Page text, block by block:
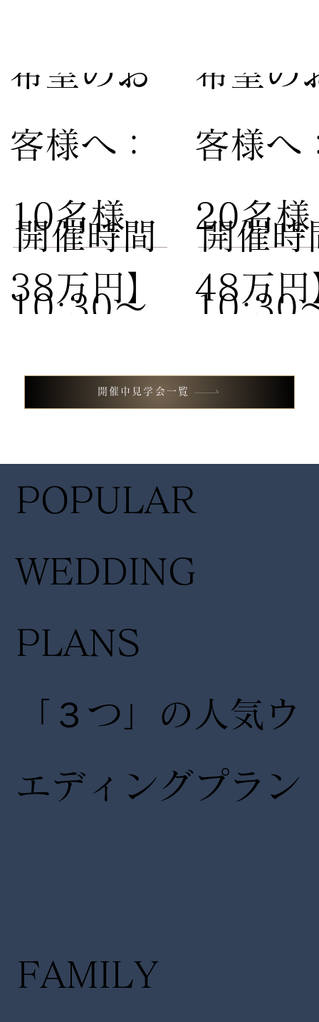
希望のお
客様へ：
10名様
38万円】
10:30〜
13:00 /
17:00
​開催時間
希望の
客様へ
20名
48万円
10:30
13:00
17:00
開催時
開催中見学会一覧
POPULAR
WEDDING
PLANS
「３つ」の人気ウ
エディングプラン
FAMILY